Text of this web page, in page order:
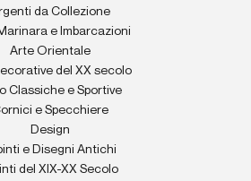
da Collezione
e Imbarcazioni
Arte Orientale
del XX secolo
Classiche e Sportive
e Specchiere
Design
e Disegni Antichi
del XIX-XX Secolo